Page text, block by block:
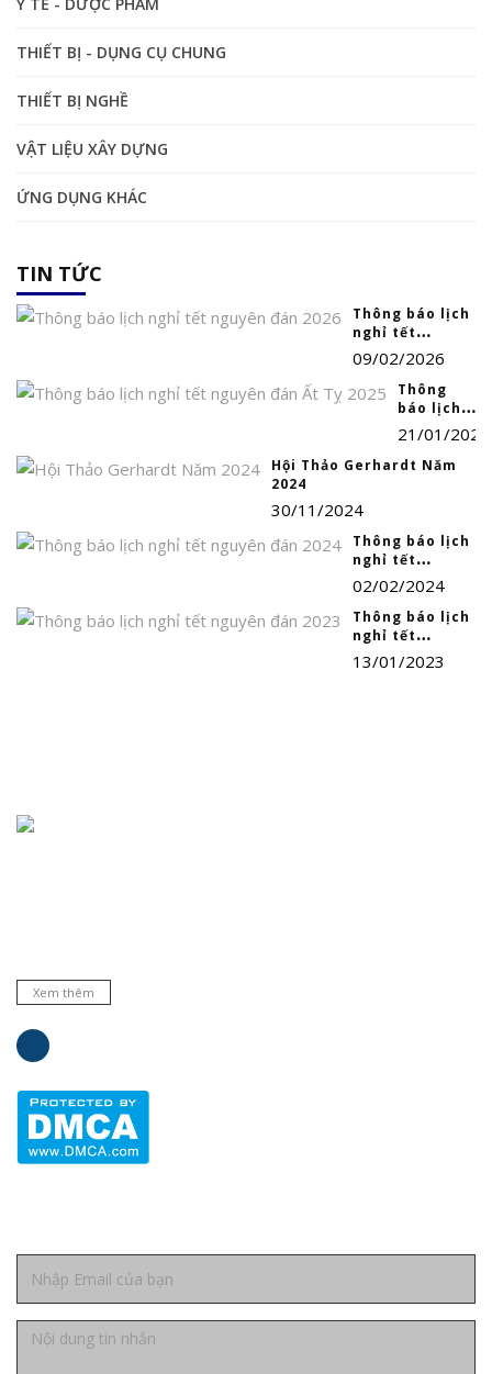
THIẾT BỊ - DỤNG CỤ CHUNG
THIẾT BỊ NGHỀ
VẬT LIỆU XÂY DỰNG
ỨNG DỤNG KHÁC
TIN TỨC
Thông báo lịch
nghỉ tết
nguyên đán
2026
09/02/2026
Thông
báo lịch
nghỉ tết
nguyên
đán Ất Tỵ
21/01/2025
Hội Thảo Gerhardt Năm
2024
30/11/2024
Thông báo lịch
nghỉ tết
nguyên đán
2024
02/02/2024
Thông báo lịch
nghỉ tết
nguyên đán
2023
13/01/2023
Xem thêm